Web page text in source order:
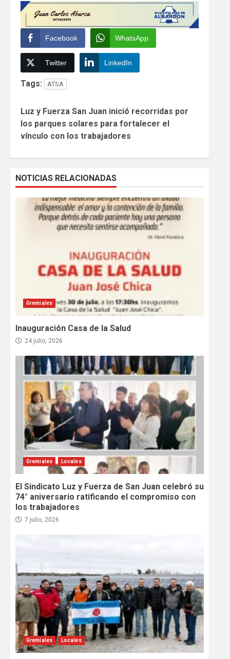
Facebook WhatsApp
Twitter LinkedIn
Tags: ATSA
Reading
Luz y Fuerza San Juan inició recorridas por
los parques solares para fortalecer el
vínculo con los trabajadores
NOTICIAS RELACIONADAS
Gremiales
Inauguración Casa de la Salud
24 julio, 2026
Gremiales Locales
El Sindicato Luz y Fuerza de San Juan celebró su
74° aniversario ratificando el compromiso con
los trabajadores
7 julio, 2026
Gremiales Locales